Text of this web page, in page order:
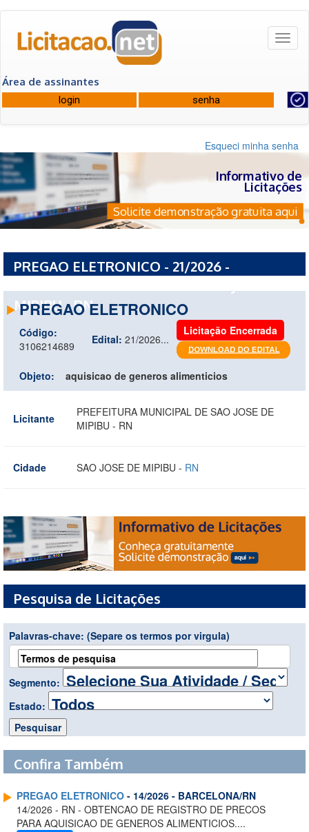
Área de assinantes
Esqueci minha senha
Informativo de
Licitações
Solicite demonstração gratuita aqui
PREGAO ELETRONICO - 21/2026 -
MIPIBU - RN
PREGAO ELETRONICO
Código:
3106214689
Edital: 21/2026...
Licitação Encerrada
Objeto: aquisicao de generos alimenticios
Licitante
PREFEITURA MUNICIPAL DE SAO JOSE DE
MIPIBU - RN
Cidade SAO JOSE DE MIPIBU - RN
Pesquisa de Licitações
Palavras-chave: (Separe os termos por virgula)
Segmento:
Estado:
Confira Também
PREGAO ELETRONICO - 14/2026 - BARCELONA/RN
14/2026 - RN - OBTENCAO DE REGISTRO DE PRECOS
PARA AQUISICAO DE GENEROS ALIMENTICIOS....